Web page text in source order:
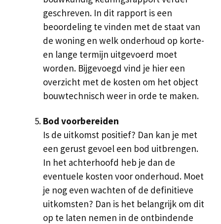
geschreven. In dit rapport is een
beoordeling te vinden met de staat van
de woning en welk onderhoud op korte-
en lange termijn uitgevoerd moet
worden. Bijgevoegd vind je hier een
overzicht met de kosten om het object
bouwtechnisch weer in orde te maken.
Bod voorbereiden
Is de uitkomst positief? Dan kan je met
een gerust gevoel een bod uitbrengen.
In het achterhoofd heb je dan de
eventuele kosten voor onderhoud. Moet
je nog even wachten of de definitieve
uitkomsten? Dan is het belangrijk om dit
op te laten nemen in de ontbindende